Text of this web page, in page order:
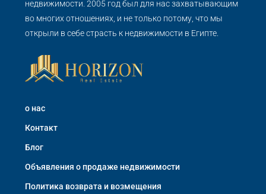
недвижимости. 2005 год был для нас захватывающим
во многих отношениях, и не только потому, что мы
открыли в себе страсть к недвижимости в Египте.
о нас
Контакт
Блог
Объявления о продаже недвижимости
Политика возврата и возмещения